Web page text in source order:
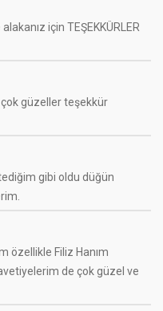
için TEŞEKKÜRLER
çok güzeller teşekkür
gibi oldu düğün
özellikle Filiz Hanım
de çok güzel ve